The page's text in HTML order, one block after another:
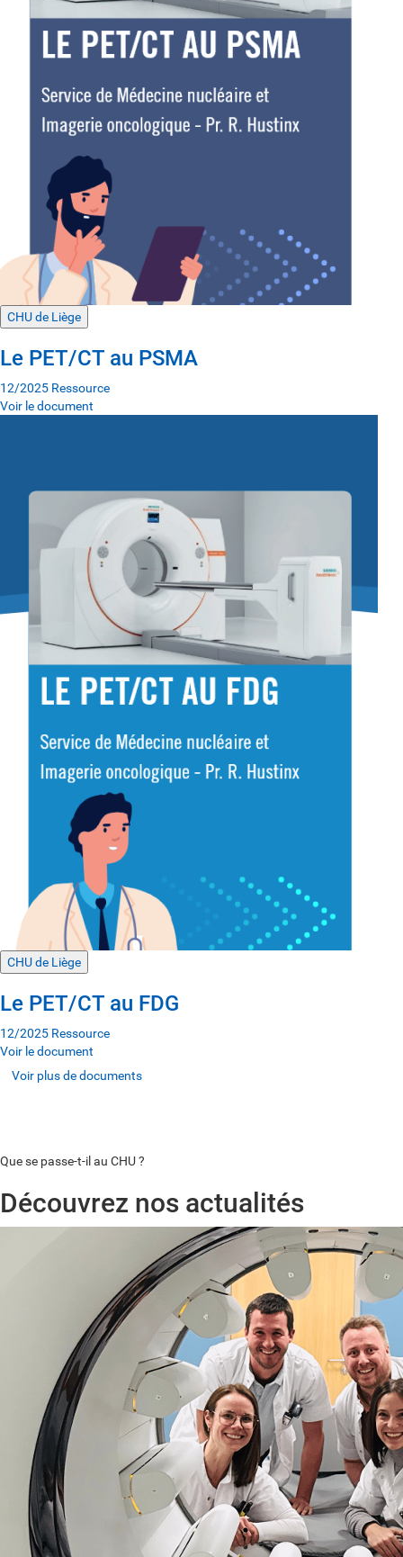
CHU de Liège
Le PET/CT au PSMA
12/2025 Ressource
Voir le document
CHU de Liège
Le PET/CT au FDG
12/2025 Ressource
Voir le document
Voir plus de documents
Que se passe-t-il au CHU ?
Découvrez nos actualités